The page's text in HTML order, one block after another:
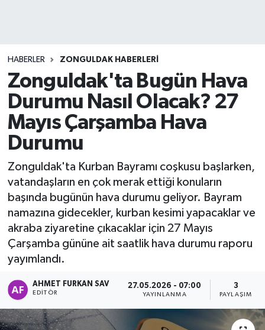
HABERLER ZONGULDAK HABERLERI
Zonguldak'ta Bugün Hava
Durumu Nasıl Olacak? 27
Mayıs Çarşamba Hava
Durumu
Zonguldak'ta Kurban Bayramı coşkusu başlarken,
vatandaşların en çok merak ettiği konuların
başında bugünün hava durumu geliyor. Bayram
namazına gidecekler, kurban kesimi yapacaklar ve
akraba ziyaretine çıkacaklar için 27 Mayıs
Çarşamba gününe ait saatlik hava durumu raporu
yayımlandı.
AHMET FURKAN SAV
EDITÖR
27.05.2026 - 07:00
YAYINLANMA
3
PAYLAŞIM
EREĞLİ
GÖKÇEBEY
KARABÜK
KASTAMONU